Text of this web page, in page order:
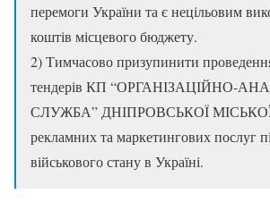
перемоги України та є нецільовим
коштів місцевого бюджету.
2) Тимчасово призупинити
тендерів КП “ОРГАНІЗАЦІЙНО-
СЛУЖБА” ДНІПРОВСЬКОЇ
рекламних та маркетингових послуг
військового стану в Україні.